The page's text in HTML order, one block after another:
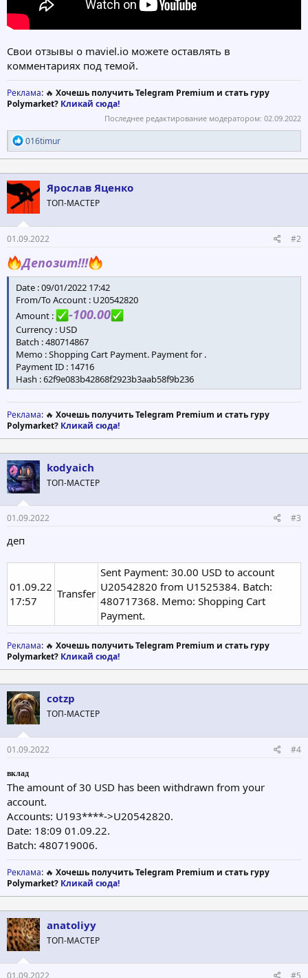
Свои отзывы о maviel.io можете оставлять в
комментариях под темой.
Реклама: 🔥 Хочешь получить Telegram Premium и стать гуру
Polymarket? Кликай сюда!
Последнее редактирование модератором: 02.09.2022
Р
е
а
к
ц
и
и
:
016timur
Ярослав Яценко
ТОП-МАСТЕР
01.09.2022 #2
Депозит!!!
Date : 09/01/2022 17:42
From/To Account : U20542820
Amount :
-100.00
Currency : USD
Batch : 480714867
Memo : Shopping Cart Payment. Payment for .
Payment ID : 14716
Hash : 62f9e083b42868f2923b3aab58f9b236
Реклама: 🔥 Хочешь получить Telegram Premium и стать гуру
Polymarket? Кликай сюда!
kodyaich
ТОП-МАСТЕР
01.09.2022 #3
деп
01.09.22
17:57
Transfer
Sent Payment: 30.00 USD to account
U20542820 from U1525384. Batch:
480717368. Memo: Shopping Cart
Payment.
Реклама: 🔥 Хочешь получить Telegram Premium и стать гуру
Polymarket? Кликай сюда!
cotzp
ТОП-МАСТЕР
01.09.2022 #4
вклад
The amount of 30 USD has been withdrawn from your
account.
Accounts: U193****->U20542820.
Date: 18:09 01.09.22.
Batch: 480719006.
Реклама: 🔥 Хочешь получить Telegram Premium и стать гуру
Polymarket? Кликай сюда!
anatoliyy
ТОП-МАСТЕР